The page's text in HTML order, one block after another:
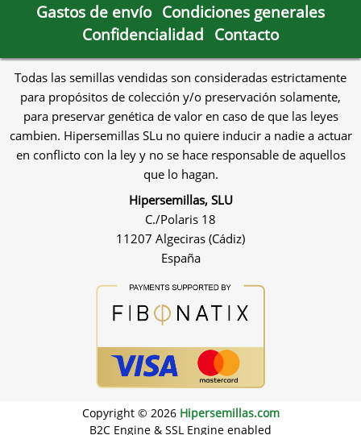
Gastos de envío Condiciones generales
Confidencialidad Contacto
Todas las semillas vendidas son consideradas estrictamente
para propósitos de colección y/o preservación solamente,
para preservar genética de valor en caso de que las leyes
cambien. Hipersemillas SLu no quiere inducir a nadie a actuar
en conflicto con la ley y no se hace responsable de aquellos
que lo hagan.
Hipersemillas, SLU
C./Polaris 18
11207 Algeciras (Cádiz)
España
Copyright © 2026 Hipersemillas.com
B2C Engine & SSL Engine enabled